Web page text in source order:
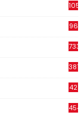
1057
96
7332
3816
42
454